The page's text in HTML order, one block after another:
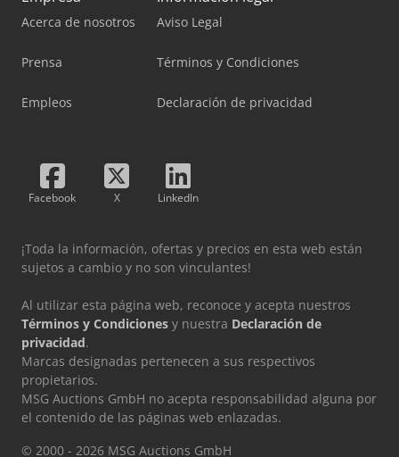
Acerca de nosotros
Prensa
Empleos
Aviso Legal
Términos y Condiciones
Declaración de privacidad
Facebook X LinkedIn
¡Toda la información, ofertas y precios en esta web están
sujetos a cambio y no son vinculantes!
Al utilizar esta página web, reconoce y acepta nuestros
Términos y Condiciones y nuestra Declaración de
privacidad.
Marcas designadas pertenecen a sus respectivos
propietarios.
MSG Auctions GmbH no acepta responsabilidad alguna por
el contenido de las páginas web enlazadas.
© 2000 - 2026 MSG Auctions GmbH